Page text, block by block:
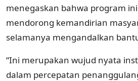
menegaskan bahwa program
mendorong kemandirian
selamanya mengandalkan
“Ini merupakan wujud nyata
dalam percepatan